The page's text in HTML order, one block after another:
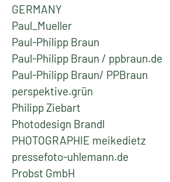
GERMANY
Paul_Mueller
Paul-Philipp Braun
Paul-Philipp Braun / ppbraun.de
Paul-Philipp Braun/ PPBraun
perspektive.grün
Philipp Ziebart
Photodesign Brandl
PHOTOGRAPHIE meikedietz
pressefoto-uhlemann.de
Probst GmbH